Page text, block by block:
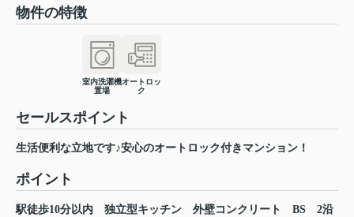
物件の特徴
室内洗濯機
置場
オートロッ
ク
セールスポイント
生活便利な立地です♪安心のオートロック付きマンション！
ポイント
駅徒歩10分以内 独立型キッチン 外壁コンクリート BS
2沿